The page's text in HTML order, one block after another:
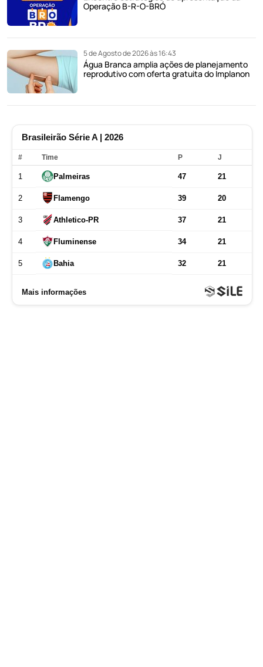
Operação B-R-O-BRÓ
5 de Agosto de 2026 às 16:43
Água Branca amplia ações de planejamento
reprodutivo com oferta gratuita do Implanon